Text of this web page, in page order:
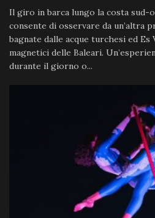
Il giro in barca lungo la costa sud-
consente di osservare da un’altra
bagnate dalle acque turchesi ed
magnetici delle Baleari.
durante il giorno o...